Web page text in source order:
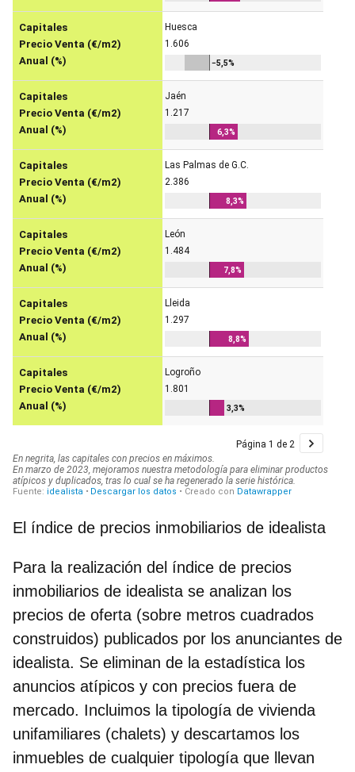
El índice de precios inmobiliarios de idealista
Para la realización del índice de precios
inmobiliarios de idealista se analizan los
precios de oferta (sobre metros cuadrados
construidos) publicados por los anunciantes de
idealista. Se eliminan de la estadística los
anuncios atípicos y con precios fuera de
mercado. Incluimos la tipología de vivienda
unifamiliares (chalets) y descartamos los
inmuebles de cualquier tipología que llevan